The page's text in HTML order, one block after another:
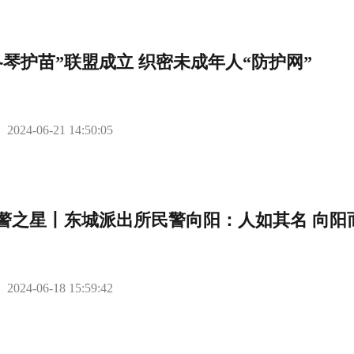
护苗”联盟成立 织密未成年人“防护网”
2024-06-21 14:50:05
之星丨东城派出所民警向阳：人如其名 向阳
2024-06-18 15:59:42